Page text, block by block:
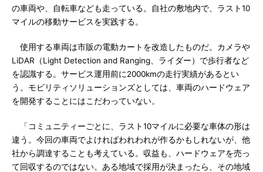
の車両や、自転車なども走っている。自社の敷地内で、ラスト10
マイルの移動サービスを実践する。
使用する車両は市販の電動カートを改造したものだ。カメラや
LiDAR（Light Detection and Ranging、ライダー）で歩行者など
を認識する。サービス運用前に2000kmの走行実績があるとい
う。モビリティソリューションズとしては、車両のハードウェア
を開発することにはこだわっていない。
「コミュニティーごとに、ラスト10マイルに必要な車体の形は
違う。今回の車両でよければわれわれが作るかもしれないが、他
社から調達することも考えている。収益も、ハードウェアを売っ
て回収するのではない。ある地域で採用が決まったら、その地域